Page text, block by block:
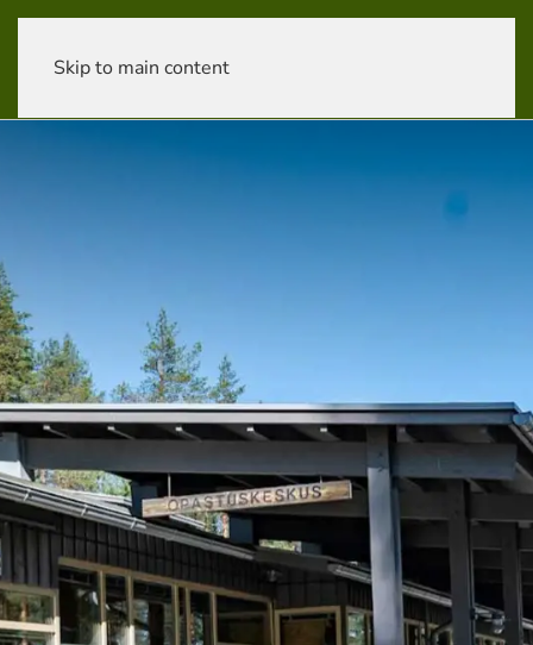
Skip to main content